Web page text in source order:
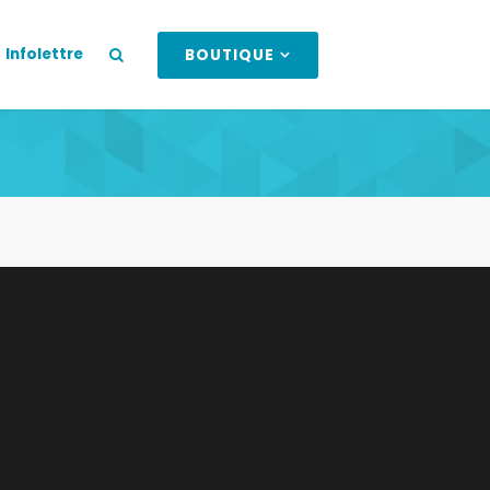
Infolettre BOUTIQUE